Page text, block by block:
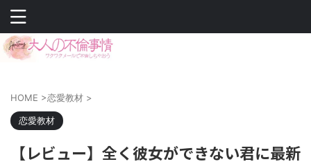
HOME >恋愛教材 >
恋愛教材
【レビュー】全く彼女ができない君に最新